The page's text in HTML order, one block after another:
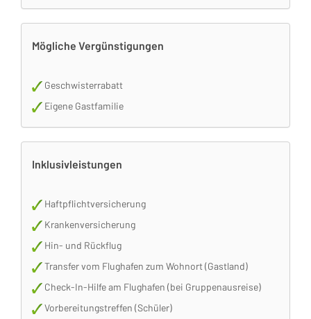
Mögliche Vergünstigungen
Geschwisterrabatt
Eigene Gastfamilie
Inklusivleistungen
Haftpflichtversicherung
Krankenversicherung
Hin- und Rückflug
Transfer vom Flughafen zum Wohnort (Gastland)
Check-In-Hilfe am Flughafen (bei Gruppenausreise)
Vorbereitungstreffen (Schüler)